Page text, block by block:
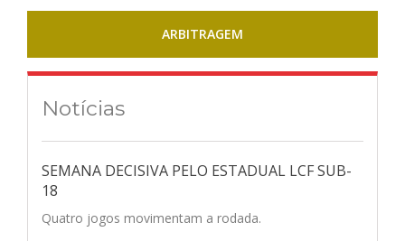
ARBITRAGEM
Notícias
SEMANA DECISIVA PELO ESTADUAL LCF SUB-
18
Quatro jogos movimentam a rodada.